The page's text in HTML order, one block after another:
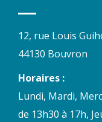
12, rue Louis
44130 Bouvron
Horaires :
Lundi, Mardi,
de 13h30 à 17h,